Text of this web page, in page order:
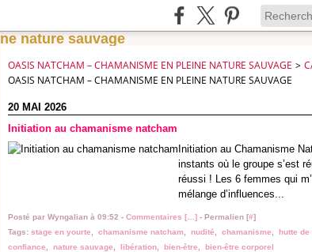
OASIS NATCHAM – CHAMANISME EN PLEINE NATURE SAUVAGE >
OASIS NATCHAM – CHAMANISME EN PLEINE NATURE SAUVAGE
20 MAI 2026
Initiation au chamanisme natcham
Initiation au Chamanisme
instants où le groupe s’est
réussi ! Les 6 femmes qui
mélange d’influences...
Posté par Wyngalian à 09:52 - Commentaires [ ] - Permalien [#]
Tags: stage en yourte chamanisme natcham nudité chamanisme hutte de
confiance
nature sauvage libération bien-être bien-être corporel